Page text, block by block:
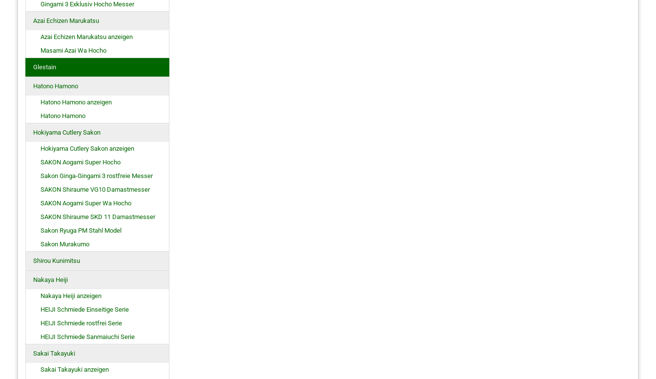
Gingami 3 Exklusiv Hocho Messer
Azai Echizen Marukatsu
Azai Echizen Marukatsu anzeigen
Masami Azai Wa Hocho
Glestain
Hatono Hamono
Hatono Hamono anzeigen
Hatono Hamono
Hokiyama Cutlery Sakon
Hokiyama Cutlery Sakon anzeigen
SAKON Aogami Super Hocho
Sakon Ginga-Gingami 3 rostfreie Messer
SAKON Shiraume VG10 Damastmesser
SAKON Aogami Super Wa Hocho
SAKON Shiraume SKD 11 Damastmesser
Sakon Ryuga PM Stahl Model
Sakon Murakumo
Shirou Kunimitsu
Nakaya Heiji
Nakaya Heiji anzeigen
HEIJI Schmiede Einseitige Serie
HEIJI Schmiede rostfrei Serie
HEIJI Schmiede Sanmaiuchi Serie
Sakai Takayuki
Sakai Takayuki anzeigen